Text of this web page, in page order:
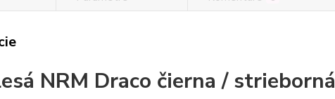
NRM Draco čierna / strieborná